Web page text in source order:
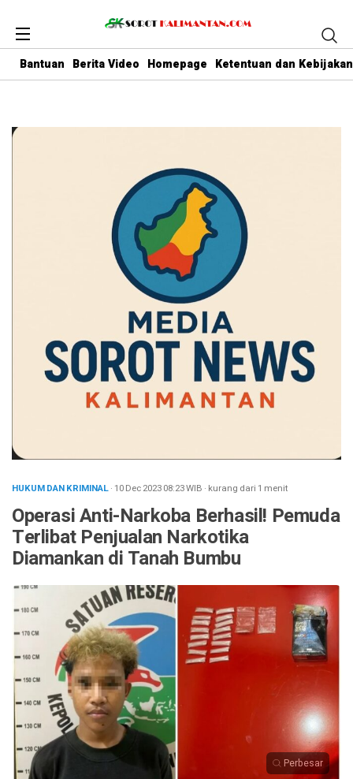
Bantuan Berita Video Homepage Ketentuan dan
HUKUM DAN KRIMINAL· 10 Dec 202308:23WIB · kurang dari 1 menit
Operasi Anti-Narkoba Berhasil! Pemuda
Terlibat Penjualan Narkotika
Diamankan di Tanah Bumbu
Perbesar